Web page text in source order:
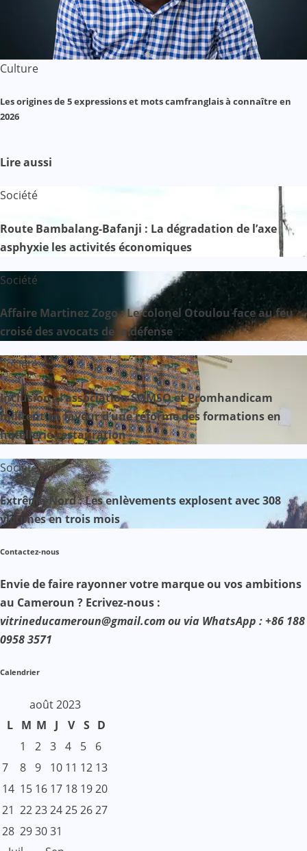
Culture
Les origines de 5 expressions et mots camfranglais à connaître en
2026
Lire aussi
Société
Route Bambalang-Bafanji : La dégradation de l’axe
asphyxie les activités économiques
Société
Affaire Martinez Zogo : Le colonel Otoulou face au feu
croisé des avocats de la défense
Société
Inclusion : l’association SOMSO et Promhandicam
militent en faveur d’une réforme des formations en
hôtellerie-restauration
Société
Extrême-Nord : Les enlèvements explosent avec 308
victimes en trois mois
Contactez-nous
Envie de faire rayonner votre marque ou vos ambitions
au Cameroun ? Ecrivez-nous :
vitrineducameroun@gmail.com ou via WhatsApp : +86 188
0958 3571
Calendrier
août 2023
L
M M J V S D
1
2 3 4 5
6
7
8 9 10 11 12 13
14 15 16 17 18 1920
21 222324252627
28 293031